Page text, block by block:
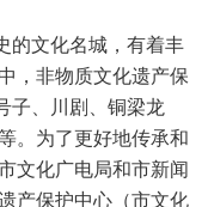
文化名城，有着丰
，非物质文化遗产保
、川剧、铜梁龙
。为了更好地传承和
文化广电局和市新闻
产保护中心（市文化